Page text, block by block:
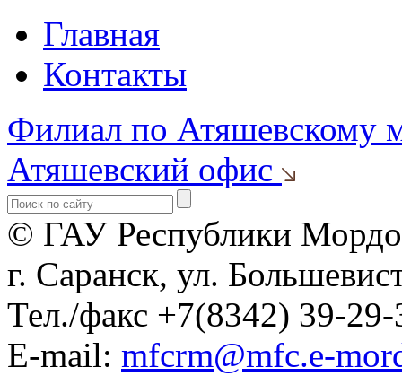
Главная
Контакты
Филиал по Атяшевскому
Атяшевский офис
© ГАУ Республики
г. Саранск, ул.
Тел./факс +7(8342) 39-29-
E-mail: mfcrm@mfc.e-